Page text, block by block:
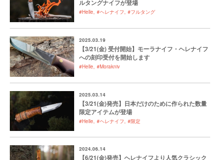
ルタングナイフが登場
#Helle #ヘレナイフ #フルタング
2025.03.19
【3/21(金) 受付開始】モーラナイフ・ヘレナイフ
への刻印受付を開始します
#Helle #Morakniv
2025.03.14
【3/21(金)発売】日本だけのために作られた数量
限定アイテムが登場
#Helle #ヘレナイフ #限定
2024.06.14
【6/21(金)発売】ヘレナイフより人気クラシック